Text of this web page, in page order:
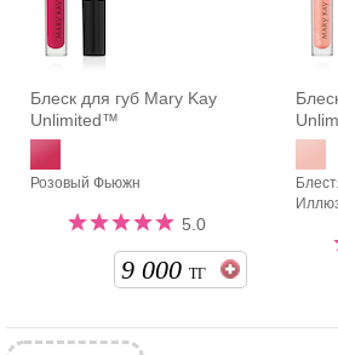
Блеск для губ Mary Kay
Unlimited™
Розовый Фьюжн
5.0
9 000 ТГ